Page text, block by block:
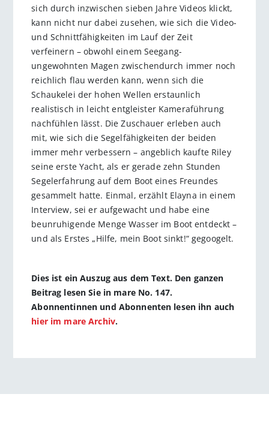
sich durch inzwischen sieben Jahre Videos klickt,
kann nicht nur dabei zusehen, wie sich die Video-
und Schnittfähigkeiten im Lauf der Zeit
verfeinern – obwohl einem Seegang-
ungewohnten Magen zwischendurch immer noch
reichlich flau werden kann, wenn sich die
Schaukelei der hohen Wellen erstaunlich
realistisch in leicht entgleister Kameraführung
nachfühlen lässt. Die Zuschauer erleben auch
mit, wie sich die Segelfähigkeiten der beiden
immer mehr verbessern – angeblich kaufte Riley
seine erste Yacht, als er gerade zehn Stunden
Segelerfahrung auf dem Boot eines Freundes
gesammelt hatte. Einmal, erzählt Elayna in einem
Interview, sei er aufgewacht und habe eine
beunruhigende Menge Wasser im Boot entdeckt –
und als Erstes „Hilfe, mein Boot sinkt!“ gegoogelt.
Dies ist ein Auszug aus dem Text. Den ganzen
Beitrag lesen Sie in mare No. 147.
Abonnentinnen und Abonnenten lesen ihn auch
hier im mare Archiv.